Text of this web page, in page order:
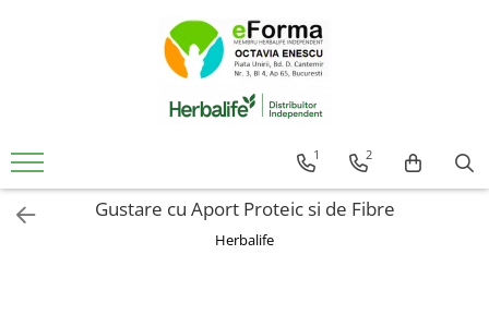
Slabire Sanatoasa Rapida
Ingrasare Sanatoasa Rapida
Mic Dejun Inteligent
1 2
Gustare cu Aport Proteic si de Fibre
Herbalife